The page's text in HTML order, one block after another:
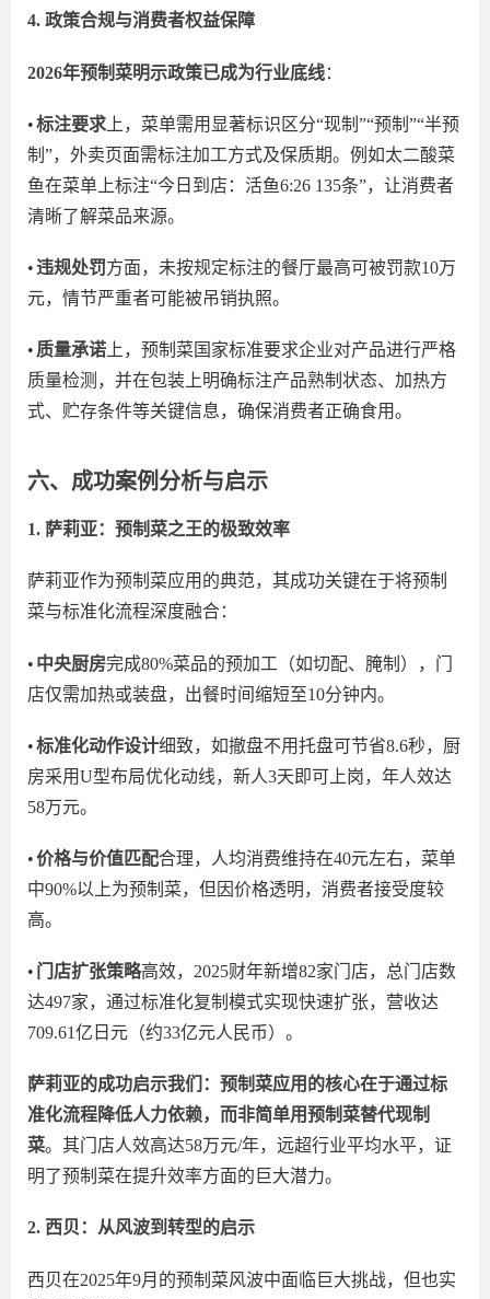
4. 政策合规与消费者权益保障
2026年预制菜明示政策已成为行业底线：
•标注要求 上，菜单需用显著标识区分“现制”“预制”“半预
制”，外卖页面需标注加工方式及保质期。例如太二酸菜
鱼在菜单上标注“今日到店：活鱼6:26 135条”，让消费者
清晰了解菜品来源。
•违规处罚方面，未按规定标注的餐厅最高可被罚款10万
元，情节严重者可能被吊销执照。
• 质量承诺 上， 预制菜国家标准要求企业对产品进行严格
质量检测，并在包装上明确标注产品熟制状态、加热方
式、贮存条件等关键信息，确保消费者正确食用。
六、成功案例分析与启示
1. 萨莉亚：预制菜之王的极致效率
萨莉亚作为预制菜应用的典范，其成功关键在于将预制
菜与标准化流程深度融合：
• 中央厨房完成80%菜品的预加工（如切配、腌制），门
店仅需加热或装盘，出餐时间缩短至10分钟内。
•标准化动作设计细致，如撤盘不用托盘可节省8.6秒，厨
房采用U型布局优化动线，新人3天即可上岗，年人效达
58万元。
•价格与价值匹配合理，人均消费维持在40元左右，菜单
中90%以上为预制菜，但因价格透明，消费者接受度较
高。
• 门店扩张策略高效， 2025财年新增82家门店，总门店数
达497家，通过标准化复制模式实现快速扩张，营收达
709.61亿日元（约33亿元人民币）。
萨莉亚的成功启示我们：预制菜应用的核心在于通过标
准化流程降低人力依赖，而非简单用预制菜替代现制
菜。其门店人效高达58万元/年，远超行业平均水平，证
明了预制菜在提升效率方面的巨大潜力。
2. 西贝：从风波到转型的启示
西贝在2025年9月的预制菜风波中面临巨大挑战，但也实